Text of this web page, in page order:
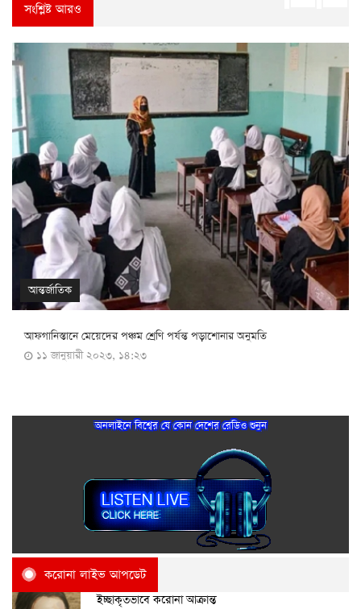
সংশ্লিষ্ট আরও
আন্তর্জাতিক
আফগানিস্তানে মেয়েদের পঞ্চম শ্রেণি পর্যন্ত পড়াশোনার অনুমতি
১১ জানুয়ারী ২০২৩, ১৪:২৩
অনলাইনে বিশ্বের যে কোন দেশের রেডিও শুনুন
করোনা লাইভ আপডেট
ইচ্ছাকৃতভাবে করোনা আক্রান্ত